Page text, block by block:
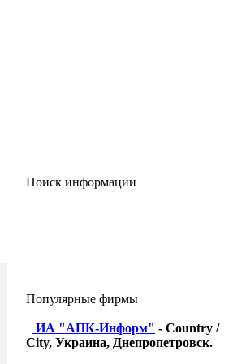
Поиск информации
Популярные фирмы
ИА "АПК-Информ" - Country /
City, Украина, Днепропетровск.